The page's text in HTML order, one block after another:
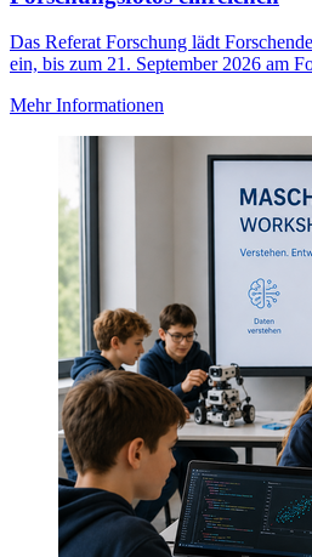
Das Referat Forschung lädt
ein, bis zum 21. September 2026 am
Mehr Informationen